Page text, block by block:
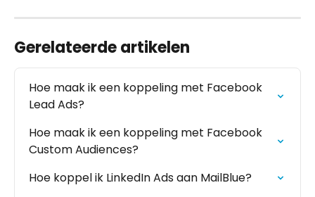
Gerelateerde artikelen
Hoe maak ik een koppeling met Facebook
Lead Ads?
Hoe maak ik een koppeling met Facebook
Custom Audiences?
Hoe koppel ik LinkedIn Ads aan MailBlue?